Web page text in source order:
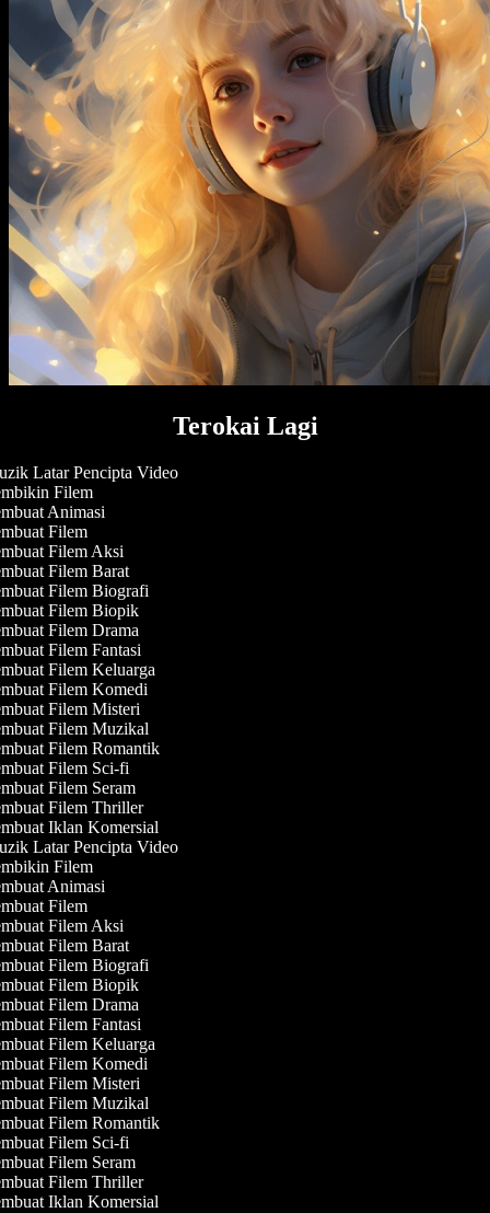
Terokai Lagi
Latar Pencipta Video
Filem
Animasi
Filem
Filem Aksi
Filem Barat
Filem Biografi
Filem Biopik
Filem Drama
Filem Fantasi
Filem Keluarga
Filem Komedi
Filem Misteri
Filem Muzikal
Filem Romantik
Filem Sci-fi
Filem Seram
Filem Thriller
Iklan Komersial
Latar Pencipta Video
Filem
Animasi
Filem
Filem Aksi
Filem Barat
Filem Biografi
Filem Biopik
Filem Drama
Filem Fantasi
Filem Keluarga
Filem Komedi
Filem Misteri
Filem Muzikal
Filem Romantik
Filem Sci-fi
Filem Seram
Filem Thriller
Iklan Komersial